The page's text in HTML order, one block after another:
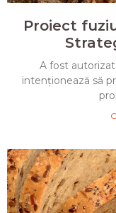
Proiect
A fost
intenționează să